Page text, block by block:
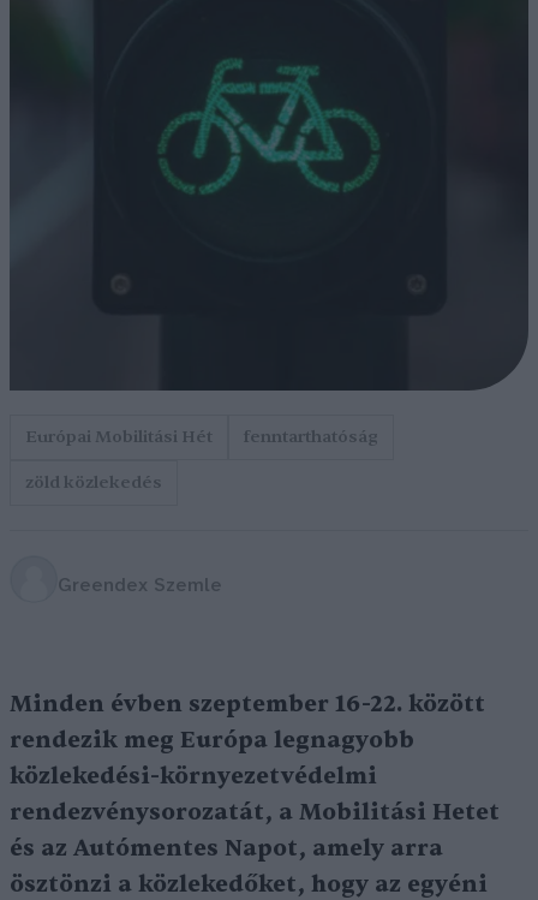
Európai Mobilitási Hét
fenntarthatóság
zöld közlekedés
Greendex Szemle
Minden évben szeptember 16-22. között
rendezik meg Európa legnagyobb
közlekedési-környezetvédelmi
rendezvénysorozatát, a Mobilitási Hetet
és az Autómentes Napot, amely arra
ösztönzi a közlekedőket, hogy az egyéni